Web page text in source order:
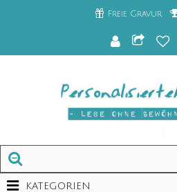
Freie Gravur
KATEGORIEN